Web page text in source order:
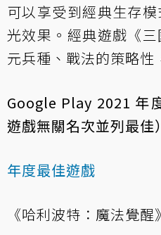
可以享受到經典生存
光效果。經典遊戲《
元兵種、戰法的策略性
Google Play 2021 年
遊戲無關名次並列最佳）
年度最佳遊戲
《哈利波特：魔法覺醒》